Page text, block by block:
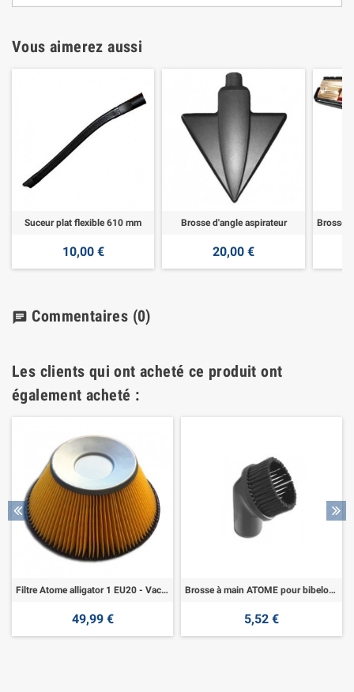
Vous aimerez aussi
Suceur plat flexible 610 mm
10,00 €
Brosse d'angle aspirateur
20,00 €
chat Commentaires (0)
Les clients qui ont acheté ce produit ont
également acheté :
Filtre Atome alligator 1 EU20 - Vacuqueen
49,99 €
Brosse à main ATOME pour bibelot REF A2138
5,52 €